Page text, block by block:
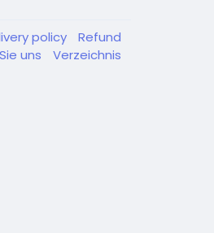
policy
Refund
uns Verzeichnis